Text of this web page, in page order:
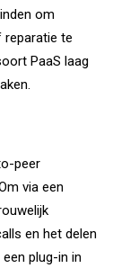
om
reparatie te
PaaS laag
peer
via een
en het delen
plug-in in